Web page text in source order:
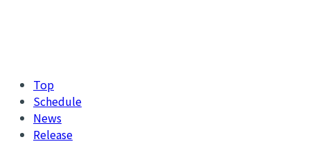
Top
Schedule
News
Release